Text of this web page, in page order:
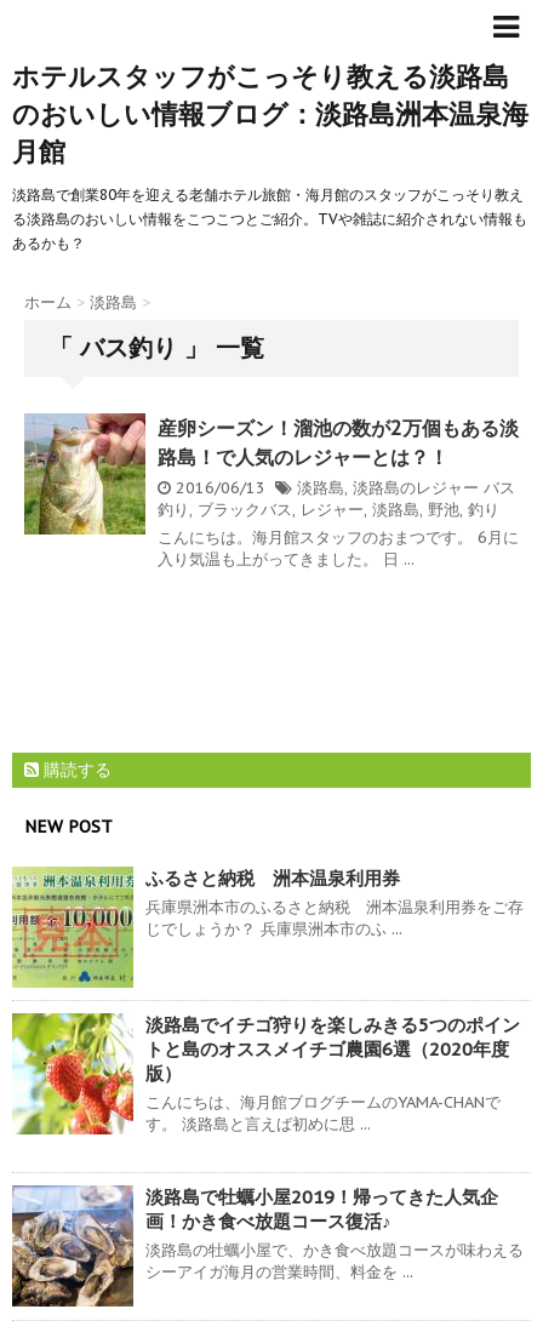
ホテルスタッフがこっそり教える淡路島
のおいしい情報ブログ：淡路島洲本温泉海
月館
淡路島で創業80年を迎える老舗ホテル旅館・海月館のスタッフがこっそり教え
る淡路島のおいしい情報をこつこつとご紹介。TVや雑誌に紹介されない情報も
あるかも？
ホーム > 淡路島 >
「 バス釣り 」 一覧
産卵シーズン！溜池の数が2万個もある淡
路島！で人気のレジャーとは？！
2016/06/13 淡路島, 淡路島のレジャー バス
釣り , ブラックバス, レジャー, 淡路島, 野池, 釣り
こんにちは。海月館スタッフのおまつです。 6月に
入り気温も上がってきました。 日 ...
購読する
NEW POST
ふるさと納税 洲本温泉利用券
兵庫県洲本市のふるさと納税 洲本温泉利用券をご存
じでしょうか？ 兵庫県洲本市のふ ...
淡路島でイチゴ狩りを楽しみきる5つのポイン
トと島のオススメイチゴ農園6選（2020年度
版）
こんにちは、海月館ブログチームのYAMA-CHANで
す。 淡路島と言えば初めに思 ...
淡路島で牡蠣小屋2019！帰ってきた人気企
画！かき食べ放題コース復活♪
淡路島の牡蠣小屋で、かき食べ放題コースが味わえる
シーアイガ海月の営業時間、料金を ...